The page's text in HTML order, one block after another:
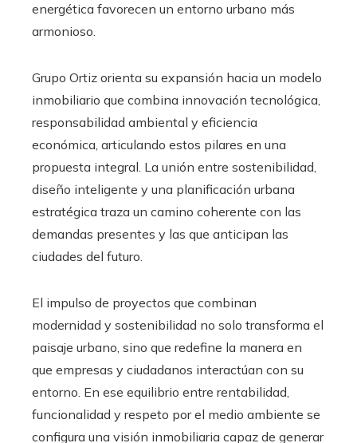
energética favorecen un entorno urbano más
armonioso.
Grupo Ortiz orienta su expansión hacia un modelo
inmobiliario que combina innovación tecnológica,
responsabilidad ambiental y eficiencia
económica, articulando estos pilares en una
propuesta integral. La unión entre sostenibilidad,
diseño inteligente y una planificación urbana
estratégica traza un camino coherente con las
demandas presentes y las que anticipan las
ciudades del futuro.
El impulso de proyectos que combinan
modernidad y sostenibilidad no solo transforma el
paisaje urbano, sino que redefine la manera en
que empresas y ciudadanos interactúan con su
entorno. En ese equilibrio entre rentabilidad,
funcionalidad y respeto por el medio ambiente se
configura una visión inmobiliaria capaz de generar